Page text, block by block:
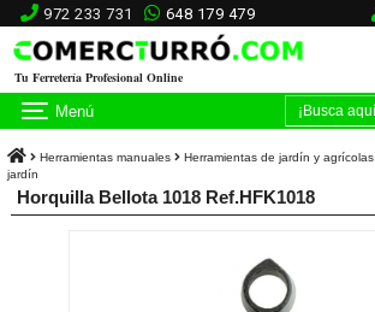
972 233 731 648 179 479
Tu Ferretería Profesional Online
Menú
Herramientas manuales Herramientas de jardín y agrícolas
jardín
Horquilla Bellota 1018 Ref.HFK1018